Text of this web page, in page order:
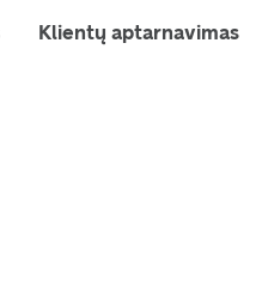
Klientų aptarnavimas